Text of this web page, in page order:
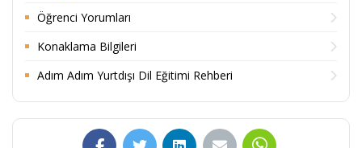
Öğrenci Yorumları
Konaklama Bilgileri
Adım Adım Yurtdışı Dil Eğitimi Rehberi